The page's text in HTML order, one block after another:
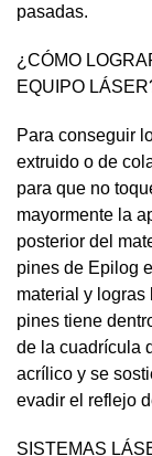
pasadas.
¿CÓMO
EQUIPO
Para conseguir
extruido o de
para que no
mayormente la
posterior del
pines de Epilog
material y
pines tiene
de la cuadrícula
acrílico y se
evadir el reflejo
SISTEMAS